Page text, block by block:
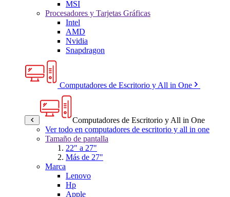
MSI
Procesadores y Tarjetas Gráficas
Intel
AMD
Nvidia
Snapdragon
Computadores de Escritorio y All in One
Computadores de Escritorio y All in One
Ver todo en computadores de escritorio y all in one
Tamaño de pantalla
22" a 27"
Más de 27"
Marca
Lenovo
Hp
Apple